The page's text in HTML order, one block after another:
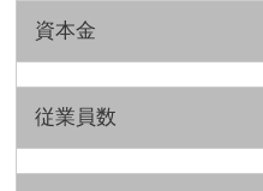
資本金
従業員数